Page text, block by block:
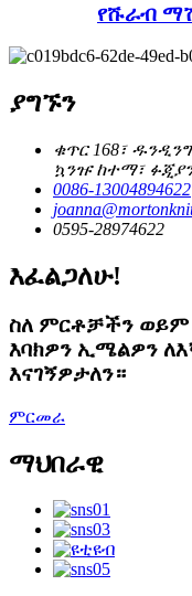
የሹራብ
ያግኙን
ቁጥር 168፣
ኳንዡ ከተማ፣
0086-13004894622
0595-28974622
እፈልጋለሁ!
ስለ ምርቶቻችን ወይም
እባክዎን ኢሜልዎን
እናገኝዎታለን።
ምርመራ
ማህበራዊ